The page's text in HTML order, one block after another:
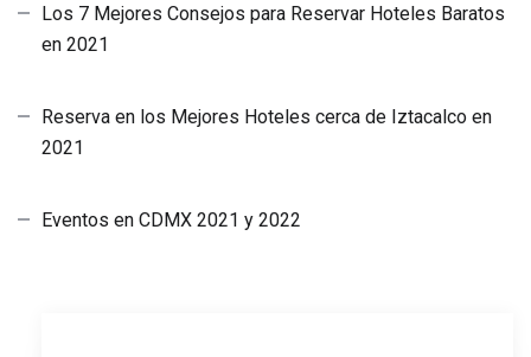
Los 7 Mejores Consejos para Reservar Hoteles Baratos
en 2021
Reserva en los Mejores Hoteles cerca de Iztacalco en
2021
Eventos en CDMX 2021 y 2022